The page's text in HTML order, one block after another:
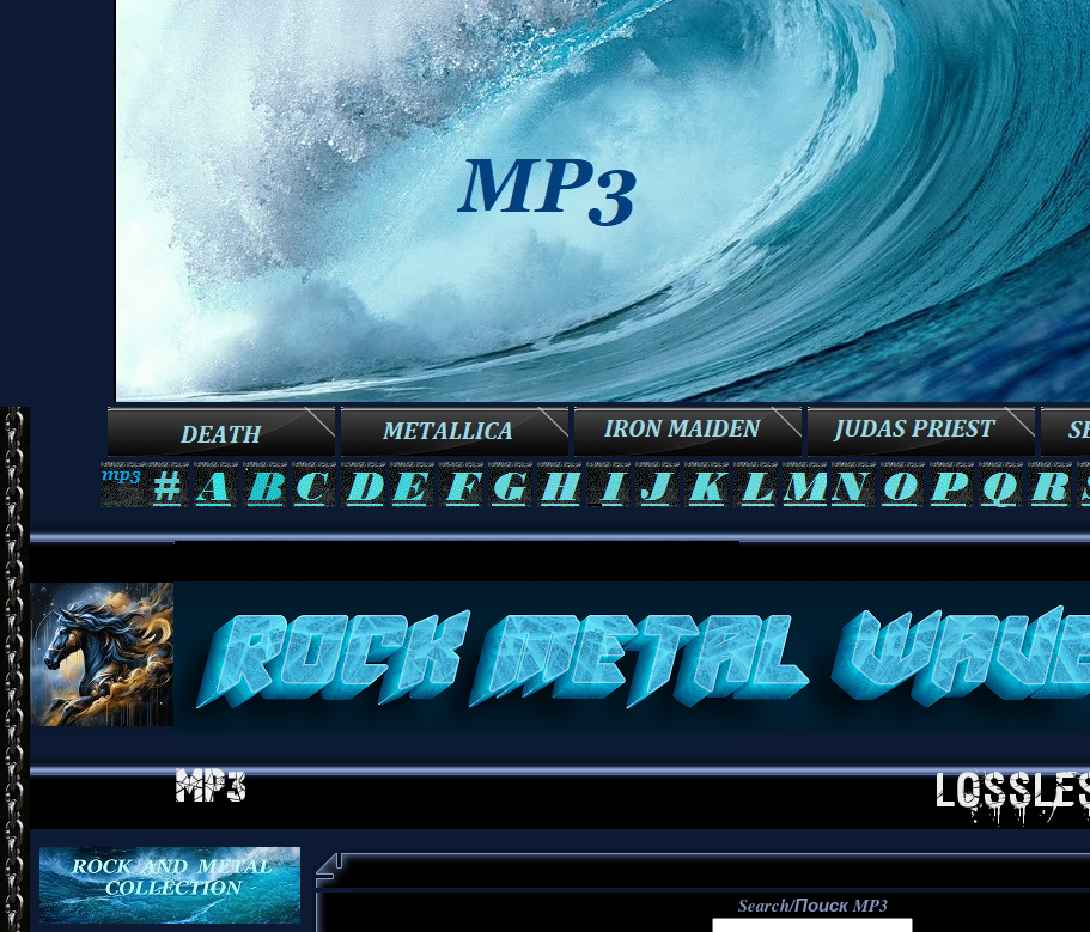
Search/Поиск MP3